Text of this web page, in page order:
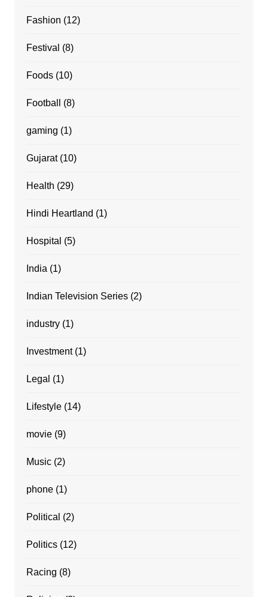
Fashion (12)
Festival (8)
Foods(10)
Football (8)
gaming (1)
Gujarat(10)
Health (29)
Hindi Heartland (1)
Hospital (5)
India (1)
Indian Television Series(2)
industry(1)
Investment(1)
Legal (1)
Lifestyle(14)
movie(9)
Music(2)
phone(1)
Political (2)
Politics(12)
Racing (8)